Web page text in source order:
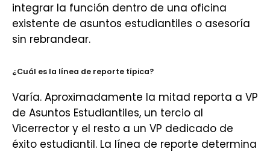
integrar la función dentro de una oficina
existente de asuntos estudiantiles o asesoría
sin rebrandear.
¿Cuál es la línea de reporte típica?
Varía. Aproximadamente la mitad reporta a VP
de Asuntos Estudiantiles, un tercio al
Vicerrector y el resto a un VP dedicado de
éxito estudiantil. La línea de reporte determina